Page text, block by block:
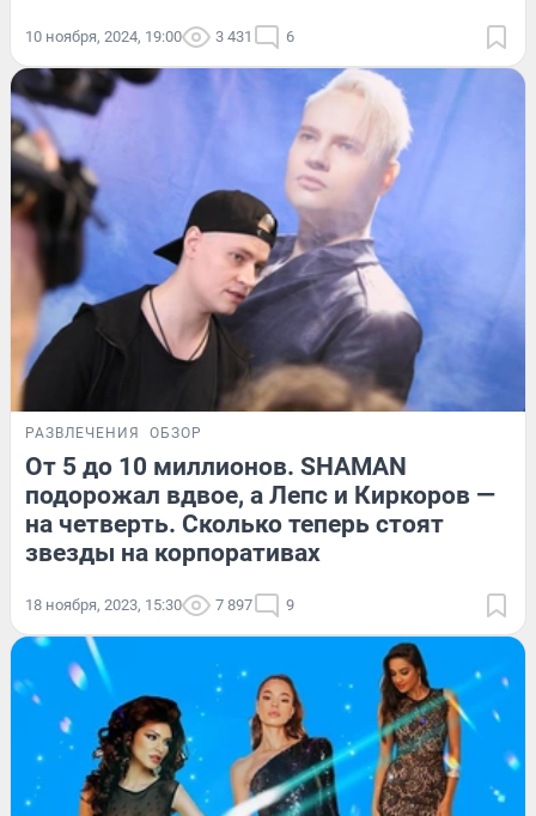
10 ноября, 2024, 19:00 3 431 6
РАЗВЛЕЧЕНИЯ ОБЗОР
От 5 до 10 миллионов. SHAMAN
подорожал вдвое, а Лепс и Киркоров —
на четверть. Сколько теперь стоят
звезды на корпоративах
18 ноября, 2023, 15:30 7 897 9